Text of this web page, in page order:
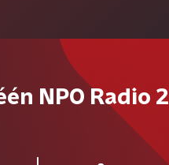
NPO Radio 2